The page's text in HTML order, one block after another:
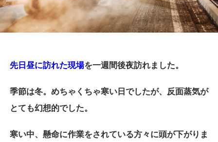
先日昼に訪れた現場を一週間後夜訪れました。
季節は冬。めちゃくちゃ寒い日でしたが、反面蒸気が
とても幻想的でした。
寒い中、懸命に作業をされている方々に頭が下がりま